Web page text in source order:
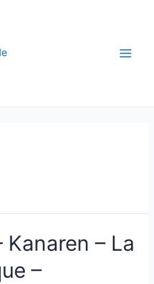
Kanaren – La
–